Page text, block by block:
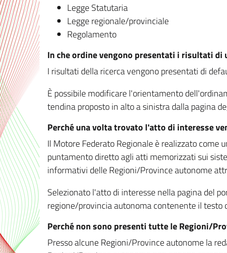
Legge Statutaria
Legge regionale/provinciale
Regolamento
In che ordine vengono presentati i risultati di
I risultati della ricerca vengono presentati di
È possibile modificare l'orientamento
tendina proposto in alto a sinistra dalla pagina
Perché una volta trovato l'atto di interesse
Il Motore Federato Regionale è realizzato come
puntamento diretto agli atti memorizzati sui
informativi delle Regioni/Province autonome
Selezionato l'atto di interesse nella pagina del
regione/provincia autonoma contenente il testo
Perché non sono presenti tutte le Regioni/
Presso alcune Regioni/Province autonome la